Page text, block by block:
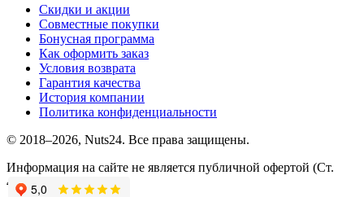
Скидки и акции
Совместные покупки
Бонусная программа
Как оформить заказ
Условия возврата
Гарантия качества
История компании
Политика конфиденциальности
© 2018–2026, Nuts24. Все права защищены.
Информация на сайте не является публичной офертой (Ст.
437.2 ГК РФ).